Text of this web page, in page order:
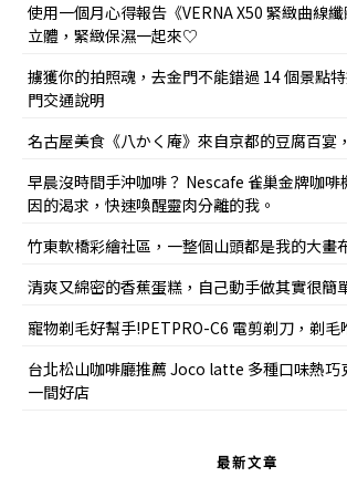
使用一個月心得報告《VERNA X50 緊緻曲線
立體，緊緻保濕一起來♡
擄獲你的拍照魂，去金門不能錯過 14 個景點
門交通說明
名古屋美食《八かく庵》來自京都的豆腐百宴
早晨沒時間手沖咖啡？ Nescafe 雀巢金牌咖啡
因的渴求，快速喚醒靈肉分離的我。
竹東軟橋彩繪社區，一整個山頭都是我的大畫
清爽又綿密的香蕉蛋糕，自己動手做其實很簡
寵物剃毛好幫手!PETPRO-C6 電剪剃刀，剃毛
台北松山咖啡廳推薦 Joco latte 多種口味熱巧
一間好店
最新文章